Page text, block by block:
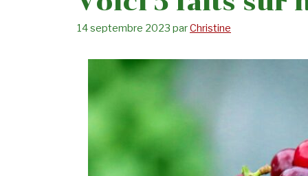
14 septembre 2023 parChristine